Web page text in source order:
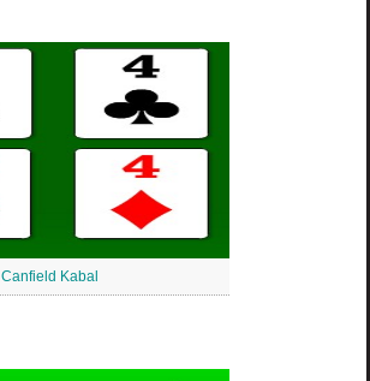
Canfield Kabal